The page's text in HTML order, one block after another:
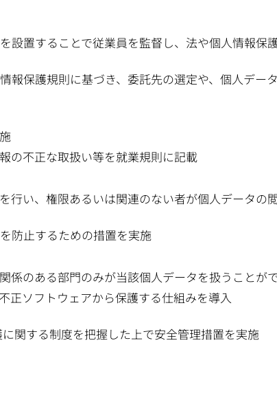
置することで従業員を監督し、法や個人情報保
保護規則に基づき、委託先の選定や、個人デー
の不正な取扱い等を就業規則に記載
い、権限あるいは関連のない者が個人データの
防止するための措置を実施
のある部門のみが当該個人データを扱うことが
正ソフトウェアから保護する仕組みを導入
関する制度を把握した上で安全管理措置を実施